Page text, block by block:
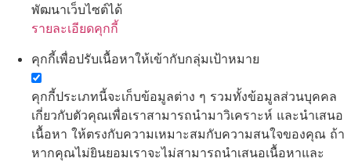
พัฒนาเว็บไซต์ได้
รายละเอียดคุกกี้
คุกกี้เพื่อปรับเนื้อหาให้เข้ากับกลุ่มเป้าหมาย
คุกกี้ประเภทนี้จะเก็บข้อมูลต่าง ๆ รวมทั้งข้อมูลส่วนบุคคล
เกี่ยวกับตัวคุณเพื่อเราสามารถนำมาวิเคราะห์ และนำเสนอ
เนื้อหา ให้ตรงกับความเหมาะสมกับความสนใจของคุณ ถ้า
หากคุณไม่ยินยอมเราจะไม่สามารถนำเสนอเนื้อหาและ